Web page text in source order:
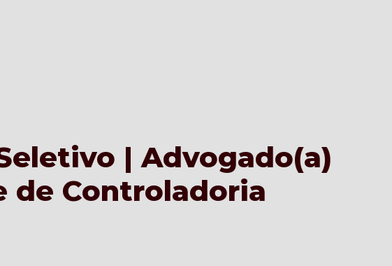
| Advogado(a)
de Controladoria